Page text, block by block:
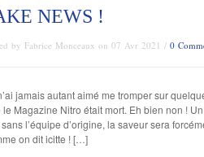
NEWS !
by Fabrice Monceaux on 07 Avr 2021 / 0
jamais autant aimé me tromper sur
le Magazine Nitro était mort. Eh bien non !
sans l’équipe d’origine, la saveur sera
on dit icitte ! […]